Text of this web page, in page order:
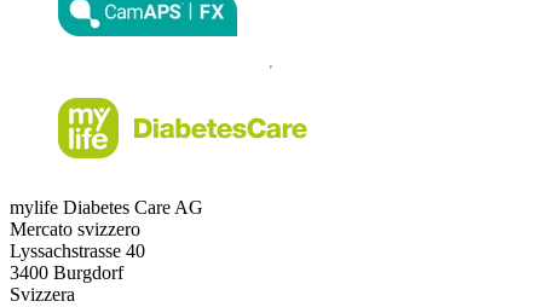
mylife Diabetes Care AG
Mercato svizzero
Lyssachstrasse 40
3400 Burgdorf
Svizzera